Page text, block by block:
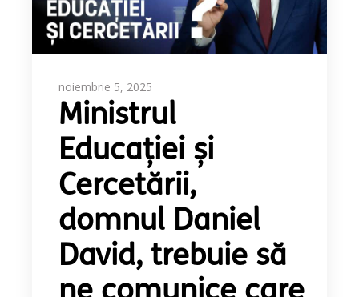
noiembrie 5, 2025
Ministrul
Educaţiei şi
Cercetării,
domnul Daniel
David, trebuie să